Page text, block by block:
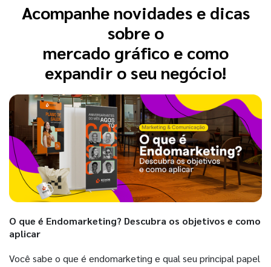
Acompanhe novidades e dicas
sobre o
mercado gráfico e como
expandir o seu negócio!
O que é Endomarketing? Descubra os objetivos e como
aplicar
Você sabe o que é endomarketing e qual seu principal papel